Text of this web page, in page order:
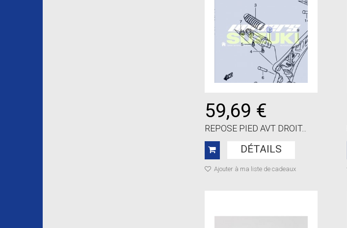
59,69 €
REPOSE PIED AVT DROIT...
DÉTAILS
Ajouter à ma liste de cadeaux